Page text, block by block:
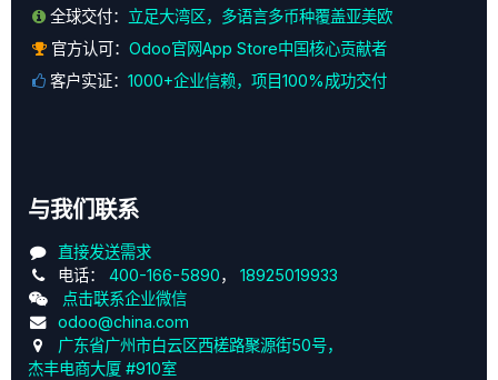
全球交付： 立足大湾区，多语言多币种覆盖亚美欧
官方认可： Odoo官网App Store中国核心贡献者
客户实证： 1000+企业信赖，项目100%成功交付
与我们联系
直接发送需求
电话： 400-166-5890， 18925019933
点击联系企业微信
odoo@china.com
广东省广州市白云区西槎路聚源街50号，
杰丰电商大厦 #910室